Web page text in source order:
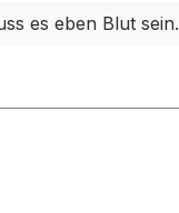
es eben Blut sein.